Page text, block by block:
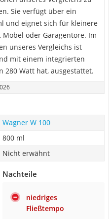
Sie verfügt über ein
und eignet sich für kleinere
oder Garagentore. Im
unseres Vergleichs ist
mit einem integrierten
280 Watt hat, ausgestattet.
Wagner W 100
800 ml
Nicht erwähnt
Nachteile
niedriges
Fließtempo